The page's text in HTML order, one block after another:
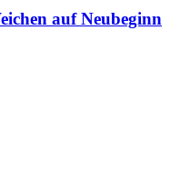
auf Neubeginn